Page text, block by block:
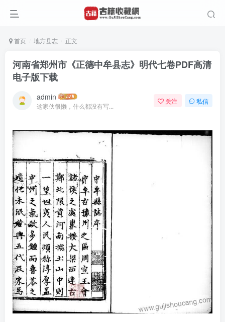
首页 地方县志 正文
河南省郑州市《正德中牟县志》明代七卷PDF高清
电子版下载
admin
这家伙很懒，什么都没有写...
关注 私信